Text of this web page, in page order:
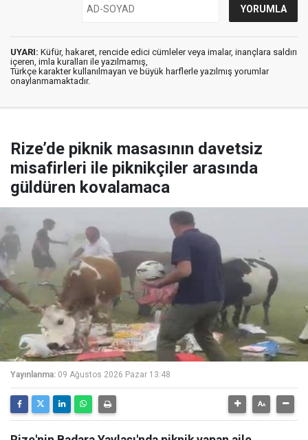
UYARI: Küfür, hakaret, rencide edici cümleler veya imalar, inançlara saldırı
içeren, imla kuralları ile yazılmamış,
Türkçe karakter kullanılmayan ve büyük harflerle yazılmış yorumlar
onaylanmamaktadır.
Rize’de piknik masasının davetsiz
misafirleri ile piknikçiler arasında
güldüren kovalamaca
Yayınlanma: 09 Ağustos 2026 Pazar 13:48